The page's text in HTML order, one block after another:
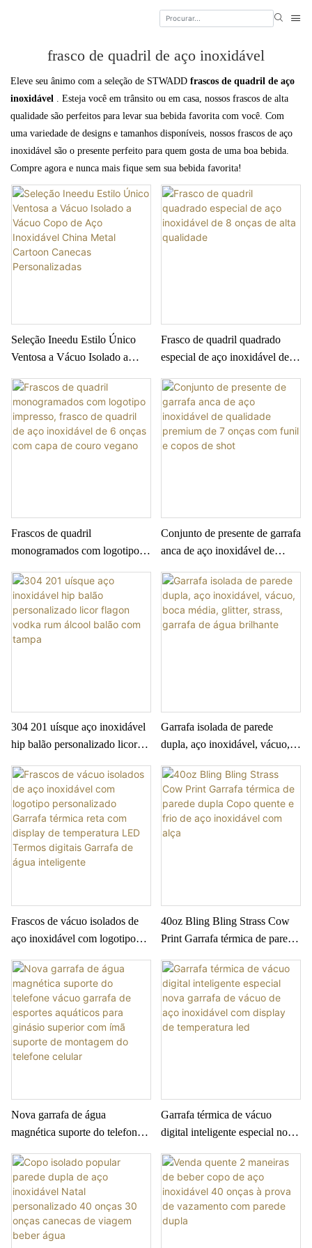
frasco de quadril de aço inoxidável
Eleve seu ânimo com a seleção de STWADD frascos de quadril de aço
inoxidável
. Esteja você em trânsito ou em casa, nossos frascos de alta
qualidade são perfeitos para levar sua bebida favorita com você. Com
uma variedade de designs e tamanhos disponíveis, nossos frascos de aço
inoxidável são o presente perfeito para quem gosta de uma boa bebida.
Compre agora e nunca mais fique sem sua bebida favorita!
Seleção Ineedu Estilo Único
Ventosa a Vácuo Isolado a
Inoxidável China Metal
Cartoon Canecas
Personalizadas
Frasco de quadril quadrado
especial de aço inoxidável de 8
Frascos de quadril
monogramados com logotipo
aço inoxidável de 6 onças com
capa de couro vegano
Conjunto de presente de garrafa
anca de aço inoxidável de
com funil e copos de shot
304 201 uísque aço inoxidável
hip balão personalizado licor
com tampa
Garrafa isolada de parede
dupla, aço inoxidável, vácuo,
garrafa de água brilhante
Frascos de vácuo isolados de
aço inoxidável com logotipo
reta com display de temperatura
LED Termos digitais Garrafa
de água inteligente
40oz Bling Bling Strass Cow
Print Garrafa térmica de parede
aço inoxidável com alça
Nova garrafa de água
magnética suporte do telefone
aquáticos para ginásio superior
com ímã suporte de montagem
do telefone celular
Garrafa térmica de vácuo
digital inteligente especial nova
inoxidável com display de
temperatura led